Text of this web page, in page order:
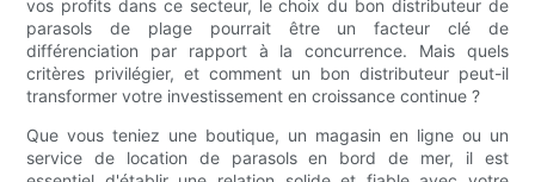
vos profits dans ce secteur, le choix du bon distributeur de
parasols de plage pourrait être un facteur clé de
différenciation par rapport à la concurrence. Mais quels
critères privilégier, et comment un bon distributeur peut-il
transformer votre investissement en croissance continue ?
Que vous teniez une boutique, un magasin en ligne ou un
service de location de parasols en bord de mer, il est